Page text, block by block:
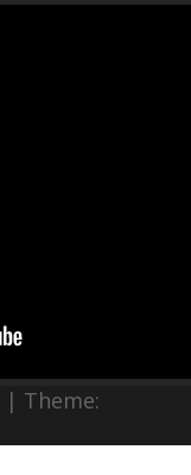
| Theme: